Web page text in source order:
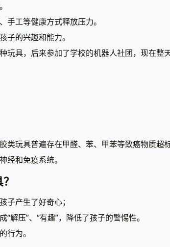
手工等健康方式释放压力。
子的兴趣和能力。
玩具，后来参加了学校的机器人社团，现在整
类玩具普遍存在甲醛、苯、甲苯等致癌物质超
经和免疫系统。
子产生了好奇心；
解压”、“有趣”，降低了孩子的警惕性。
行为。